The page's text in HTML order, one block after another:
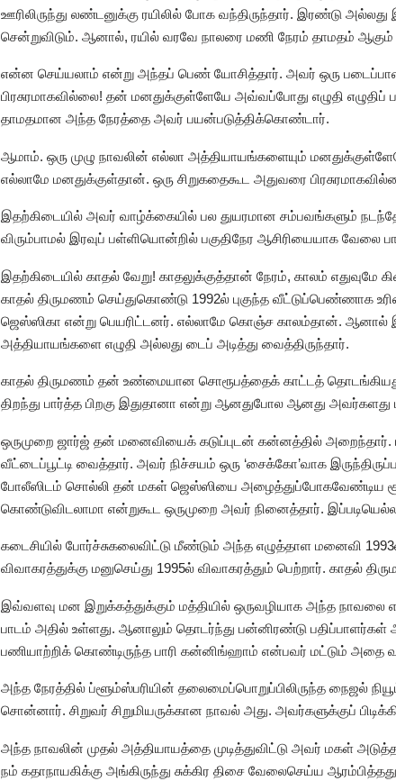
ஊரிலிருந்து லண்டனுக்கு ரயிலில் போக வந்திருந்தார். இரண்டு
சென்றுவிடும். ஆனால், ரயில் வரவே நாலரை மணி நேரம் தாமதம்
என்ன செய்யலாம் என்று அந்தப் பெண் யோசித்தார். அவர் ஒரு
பிரசுரமாகவில்லை! தன் மனதுக்குள்ளேயே அவ்வப்போது எழுதி
தாமதமான அந்த நேரத்தை அவர் பயன்படுத்திக்கொண்டார்.
ஆமாம். ஒரு முழு நாவலின் எல்லா அத்தியாயங்களையும்
எல்லாமே மனதுக்குள்தான். ஒரு சிறுகதைகூட அதுவரை
இதற்கிடையில் அவர் வாழ்க்கையில் பல துயரமான சம்பவங்களும்
விரும்பாமல் இரவுப் பள்ளியொன்றில் பகுதிநேர ஆசிரியையாக
இதற்கிடையில் காதல் வேறு! காதலுக்குத்தான் நேரம், காலம்
காதல் திருமணம் செய்துகொண்டு 1992ல் புகுந்த வீட்டுப்பெண்ணாக
ஜெஸ்ஸிகா என்று பெயரிட்டனர். எல்லாமே கொஞ்ச காலம்தான். ஆனால்
அத்தியாயங்களை எழுதி அல்லது டைப் அடித்து வைத்திருந்தார்.
காதல் திருமணம் தன் உண்மையான சொரூபத்தைக் காட்டத் தொடங்கியது.
திறந்து பார்த்த பிறகு இதுதானா என்று ஆனதுபோல ஆனது
ஒருமுறை ஜார்ஜ் தன் மனைவியைக் கடுப்புடன் கன்னத்தில் அறைந்தார்.
வீட்டைப்பூட்டி வைத்தார். அவர் நிச்சயம் ஒரு ‘சைக்கோ’வாக
போலீஸிடம் சொல்லி தன் மகள் ஜெஸ்ஸியை அழைத்துப்போகவேண்டிய
கொண்டுவிடலாமா என்றுகூட ஒருமுறை அவர் நினைத்தார்.
கடைசியில் போர்ச்சுகலைவிட்டு மீண்டும் அந்த எழுத்தாள மனைவி
விவாகரத்துக்கு மனுசெய்து 1995ல் விவாகரத்தும் பெற்றார். காதல்
இவ்வளவு மன இறுக்கத்துக்கும் மத்தியில் ஒருவழியாக அந்த நாவலை
பாடம் அதில் உள்ளது. ஆனாலும் தொடர்ந்து பன்னிரண்டு பதிப்பாளர்கள்
பணியாற்றிக் கொண்டிருந்த பாரி கன்னிங்ஹாம் என்பவர் மட்டும் அதை
அந்த நேரத்தில் ப்ளூம்ஸ்பரியின் தலைமைப்பொறுப்பிலிருந்த நைஜல்
சொன்னார். சிறுவர் சிறுமியருக்கான நாவல் அது. அவர்களுக்குப்
அந்த நாவலின் முதல் அத்தியாயத்தை முடித்துவிட்டு அவர் மகள்
நம் கதாநாயகிக்கு அங்கிருந்து சுக்கிர திசை வேலைசெய்ய